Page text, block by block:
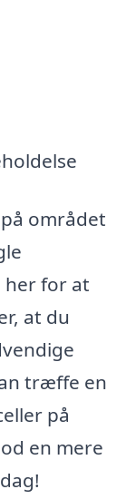
området
her for at
at du
træffe en
på
en mere